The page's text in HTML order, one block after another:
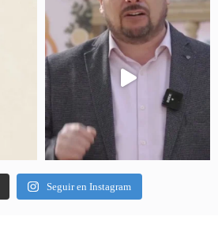
Seguir en Instagram